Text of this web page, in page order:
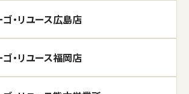
・リユース広島店
・リユース福岡店